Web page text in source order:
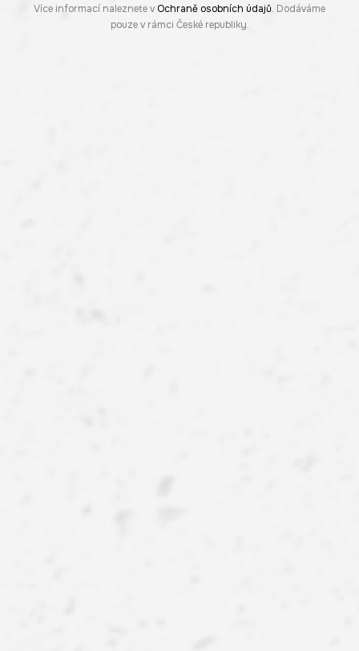
Více informací naleznete v Ochraně osobních údajů. Dodáváme
pouze v rámci České republiky.